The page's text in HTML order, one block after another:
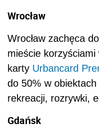
Wrocław
Wrocław zachęca
mieście
karty Urbancard
do 50% w
rekreacji, rozrywki,
Gdańsk